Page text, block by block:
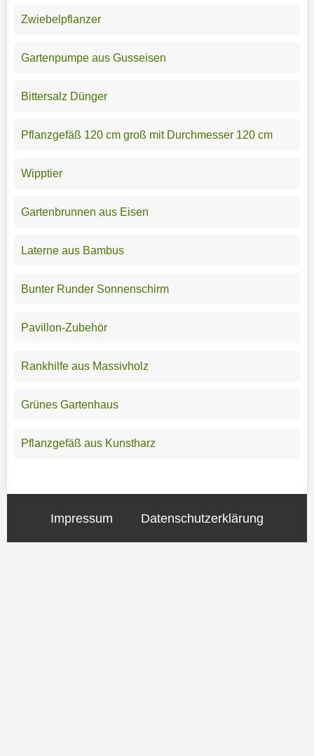
Zwiebelpflanzer
Gartenpumpe aus Gusseisen
Bittersalz Dünger
Pflanzgefäß 120 cm groß mit Durchmesser 120 cm
Wipptier
Gartenbrunnen aus Eisen
Laterne aus Bambus
Bunter Runder Sonnenschirm
Pavillon-Zubehör
Rankhilfe aus Massivholz
Grünes Gartenhaus
Pflanzgefäß aus Kunstharz
Impressum Datenschutzerklärung